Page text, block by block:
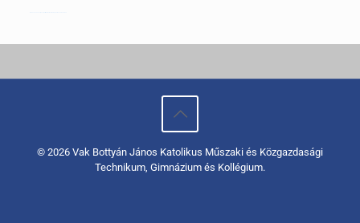
© 2026 Vak Bottyán János Katolikus Műszaki és Közgazdasági
Technikum, Gimnázium és Kollégium.